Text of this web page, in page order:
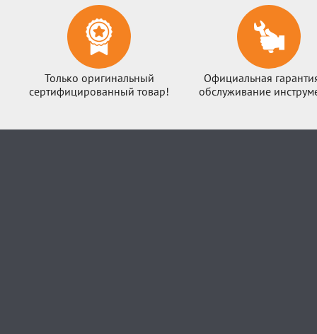
Только оригинальный
сертифицированный товар!
Официальная
обслуживание